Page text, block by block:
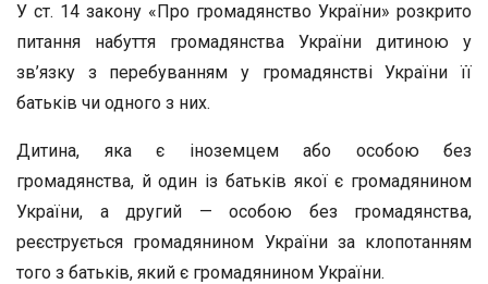
У ст. 14 закону «Про громадянство України» розкрито
питання набуття громадянства України дитиною у
зв’язку з перебуванням у громадянстві України її
батьків чи одного з них.
Дитина, яка є іноземцем або особою без
громадянства, й один із батьків якої є громадянином
України, а другий — особою без громадянства,
реєструється громадянином України за клопотанням
того з батьків, який є громадянином України.